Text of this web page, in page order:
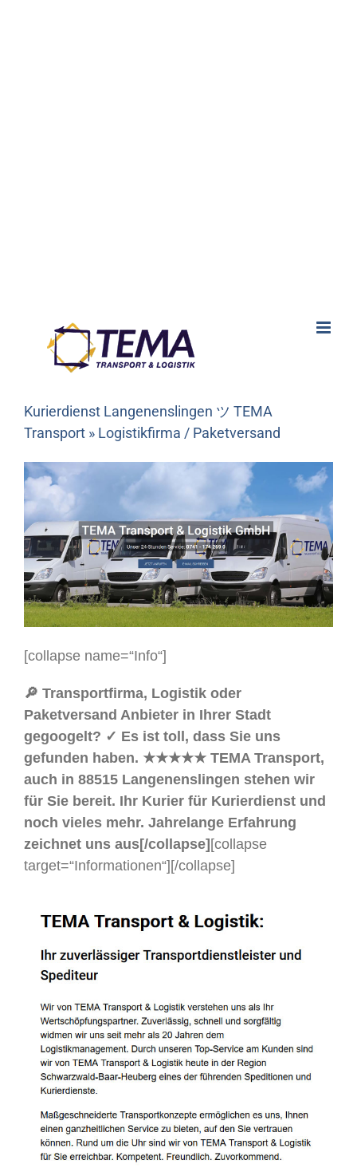
Kurierdienst Langenenslingen ツ TEMA
Transport » Logistikfirma / Paketversand
[collapse name=“Info“]
🔎 Transportfirma, Logistik oder
Paketversand Anbieter in Ihrer Stadt
gegoogelt? ✓ Es ist toll, dass Sie uns
gefunden haben. ★★★★★ TEMA Transport,
auch in 88515 Langenenslingen stehen wir
für Sie bereit. Ihr Kurier für Kurierdienst und
noch vieles mehr. Jahrelange Erfahrung
zeichnet uns aus[/collapse][collapse
target=“Informationen“][/collapse]